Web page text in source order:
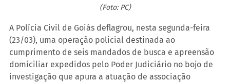
(Foto: PC)
A Polícia Civil de Goiás deflagrou, nesta segunda-feira
(23/03), uma operação policial destinada ao
cumprimento de seis mandados de busca e apreensão
domiciliar expedidos pelo Poder Judiciário no bojo de
investigação que apura a atuação de associação